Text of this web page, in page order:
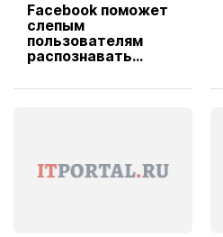
Facebook поможет
слепым
пользователям
распознавать